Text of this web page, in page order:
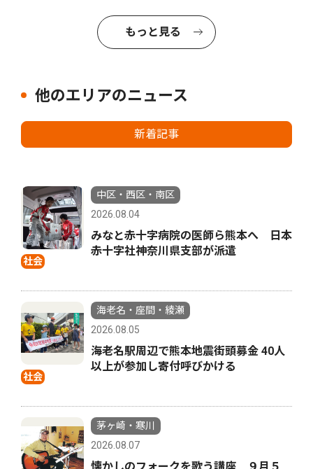
もっと見る
他のエリアのニュース
新着記事
社会
中区・西区・南区
2026.08.04
みなと赤十字病院の医師ら熊本へ 日本
赤十字社神奈川県支部が派遣
社会
海老名・座間・綾瀬
2026.08.05
海老名駅周辺で熊本地震街頭募金 40人
以上が参加し寄付呼びかける
茅ヶ崎・寒川
2026.08.07
懐かしのフォークを歌う講座 ９月５